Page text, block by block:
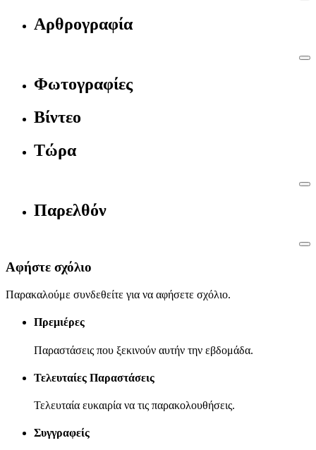
Αρθρογραφία
Φωτογραφίες
Βίντεο
Τώρα
Παρελθόν
Αφήστε σχόλιο
Παρακαλούμε συνδεθείτε για να αφήσετε σχόλιο.
Πρεμιέρες
Παραστάσεις που ξεκινούν αυτήν την εβδομάδα.
Τελευταίες Παραστάσεις
Τελευταία ευκαιρία να τις παρακολουθήσεις.
Συγγραφείς